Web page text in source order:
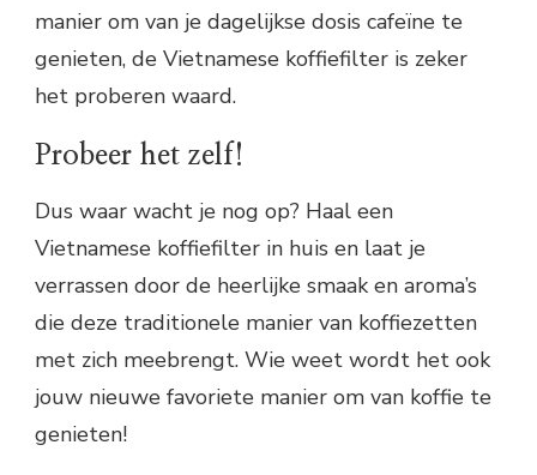
manier om van je dagelijkse dosis cafeïne te
genieten, de Vietnamese koffiefilter is zeker
het proberen waard.
Probeer het zelf!
Dus waar wacht je nog op? Haal een
Vietnamese koffiefilter in huis en laat je
verrassen door de heerlijke smaak en aroma’s
die deze traditionele manier van koffiezetten
met zich meebrengt. Wie weet wordt het ook
jouw nieuwe favoriete manier om van koffie te
genieten!